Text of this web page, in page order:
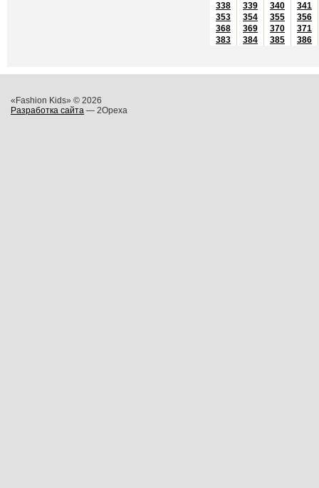
338
339 340
341
353
354 355
356
368
369 370
371
383
384 385 386
«Fashion Kids» © 2026
Разработка сайта — 2Opexa